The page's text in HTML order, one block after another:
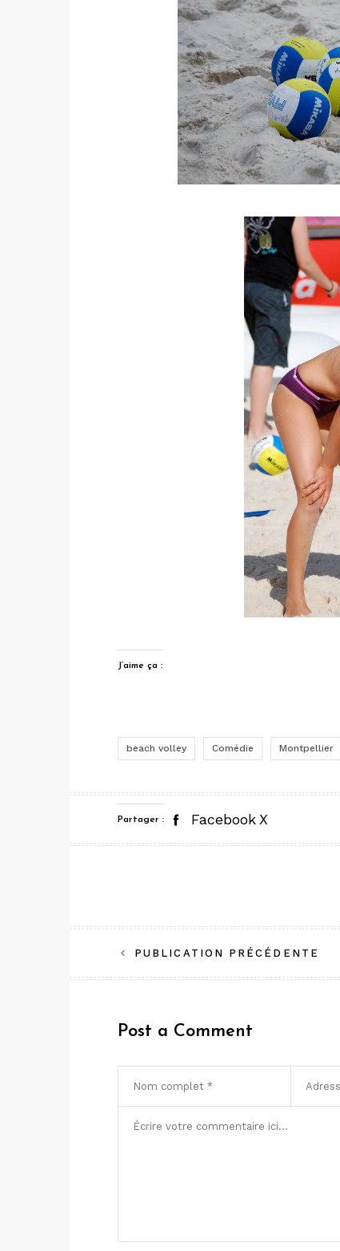
J’aime ça :
beach volley Comédie Montpellier
Partager : Facebook X
Navigation
de
PUBLICATION PRÉCÉDENTE
Post a Comment